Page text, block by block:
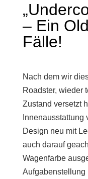
– Ein
Fälle!
Nach dem wir
Roadster, wieder
Zustand versetzt
Design neu mit
auch darauf
Wagenfarbe
Aufgabenstellung